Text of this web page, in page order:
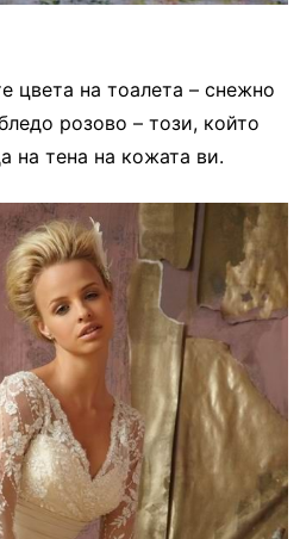
цвета на тоалета – снежно
розово – този, който
на тена на кожата ви.